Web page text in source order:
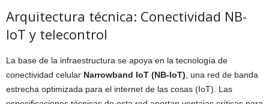
Arquitectura técnica: Conectividad NB-
IoT y telecontrol
La base de la infraestructura se apoya en la tecnología de
conectividad celular Narrowband IoT (NB-IoT), una red de banda
estrecha optimizada para el internet de las cosas (IoT). Las